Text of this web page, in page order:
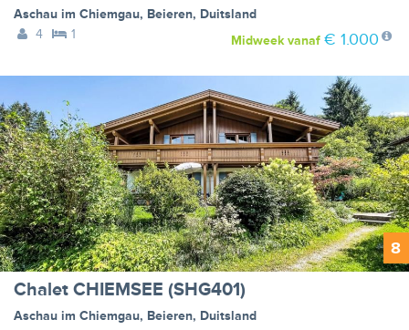
Aschau im Chiemgau, Beieren, Duitsland
4
1 Midweekvanaf € 1.000
8
Chalet CHIEMSEE (SHG401)
Aschau im Chiemgau, Beieren, Duitsland